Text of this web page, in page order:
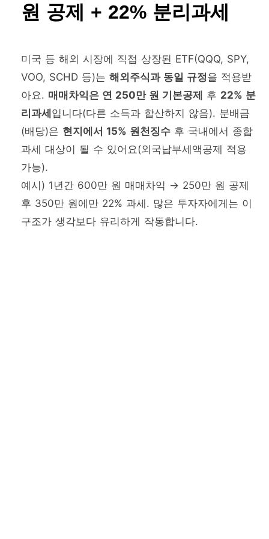
원 공제 + 22% 분리과세
미국 등 해외 시장에 직접 상장된 ETF(QQQ, SPY,
VOO, SCHD 등)는 해외주식과 동일 규정을 적용받
아요. 매매차익은 연 250만 원 기본공제 후 22% 분
리과세입니다(다른 소득과 합산하지 않음). 분배금
(배당)은 현지에서 15% 원천징수 후 국내에서 종합
과세 대상이 될 수 있어요(외국납부세액공제 적용
가능).
예시) 1년간 600만 원 매매차익 → 250만 원 공제
후 350만 원에만 22% 과세. 많은 투자자에게는 이
구조가 생각보다 유리하게 작동합니다.